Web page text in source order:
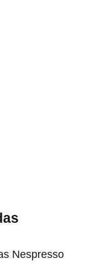
Nespresso